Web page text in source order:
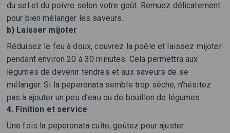
du sel et du poivre selon votre goût. Remuez délicatement
pour bien mélanger les saveurs.
b) Laisser mijoter
Réduisez le feu à doux, couvrez la poêle et laissez mijoter
pendant environ 20 à 30 minutes. Cela permettra aux
légumes de devenir tendres et aux saveurs de se
mélanger. Si la peperonata semble trop sèche, n'hésitez
pas à ajouter un peu d'eau ou de bouillon de légumes.
4. Finition et service
Une fois la peperonata cuite, goûtez pour ajuster